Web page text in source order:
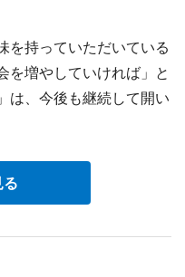
持っていただいている
を増やしていければ」と
は、今後も継続して開い